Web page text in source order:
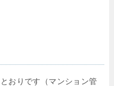
おりです（マンション管